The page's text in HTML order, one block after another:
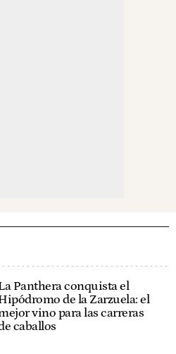
Panthera conquista el
de la Zarzuela: el
vino para las carreras
caballos